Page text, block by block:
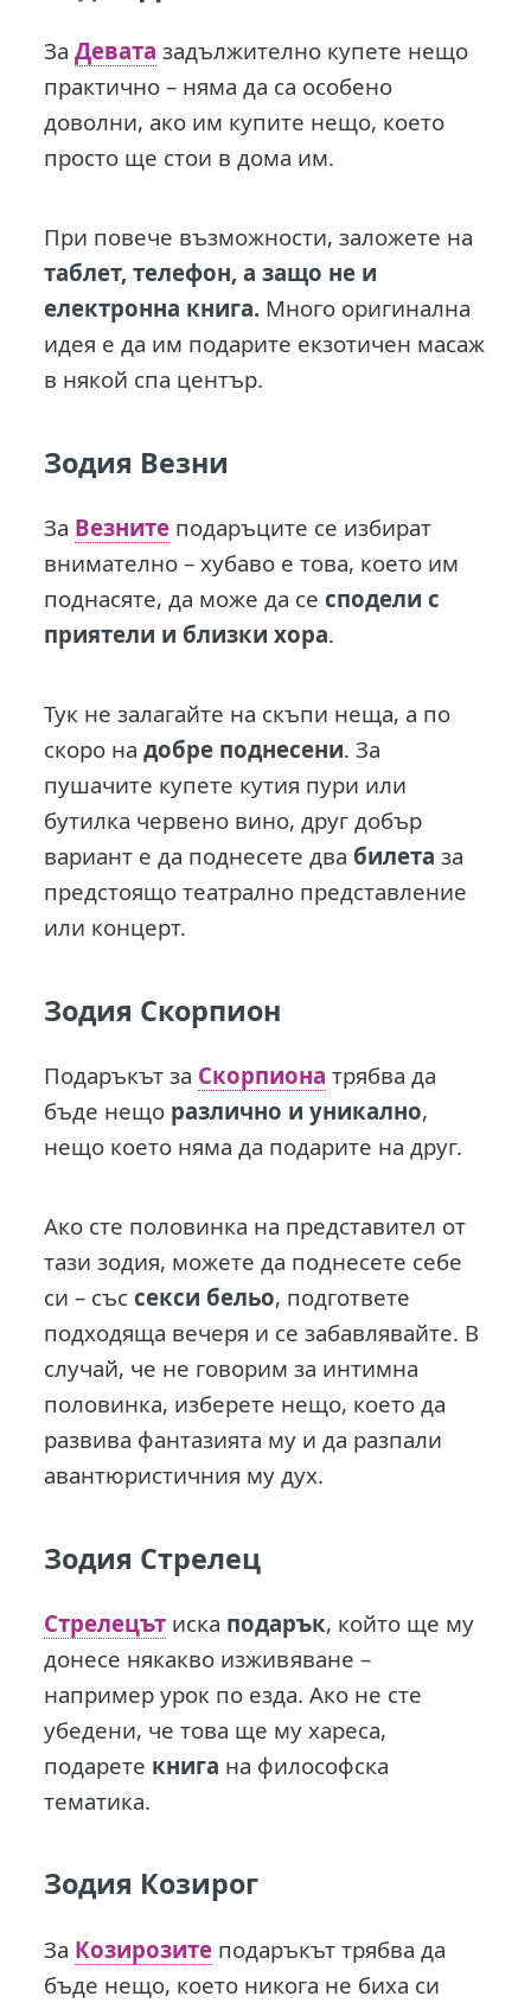
ЗаДевата задължително купете нещо
практично – няма да са особено
доволни, ако им купите нещо, което
просто ще стои в дома им.
При повече възможности, заложете на
таблет, телефон, а защо не и
електронна книга. Много оригинална
идея е да им подарите екзотичен масаж
в някой спа център.
Зодия Везни
За Везните подаръците се избират
внимателно – хубаво е това, което им
поднасяте, да може да сесподели с
приятели и близки хора.
Тук не залагайте на скъпи неща, а по
скоро надобре поднесени. За
пушачите купете кутия пури или
бутилка червено вино, друг добър
вариант е да поднесете двабилета за
предстоящо театрално представление
или концерт.
Зодия Скорпион
Подаръкът за Скорпиона трябва да
бъде нещо различно и уникално,
нещо което няма да подарите на друг.
Ако сте половинка на представител от
тази зодия, можете да поднесете себе
си – съссекси бельо, подгответе
подходяща вечеря и се забавлявайте. В
случай, че не говорим за интимна
половинка, изберете нещо, което да
развива фантазията му и да разпали
авантюристичния му дух.
Зодия Стрелец
Стрелецът иска подарък, който ще му
донесе някакво изживяване –
например урок по езда. Ако не сте
убедени, че това ще му хареса,
подарете книга на философска
тематика.
Зодия Козирог
За Козирозите подаръкът трябва да
бъде нещо, което никога не биха си